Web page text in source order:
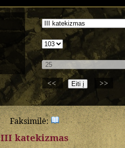
<<
>>
Faksimilė:
III katekizmas